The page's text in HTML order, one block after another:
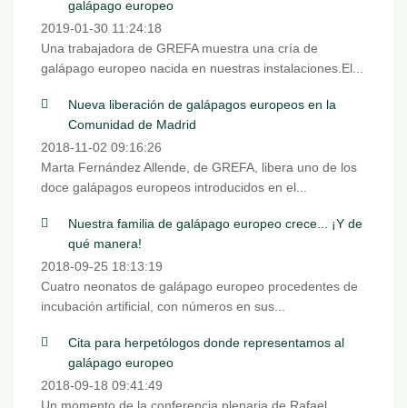
galápago europeo
2019-01-30 11:24:18
Una trabajadora de GREFA muestra una cría de
galápago europeo nacida en nuestras instalaciones.El...
Nueva liberación de galápagos europeos en la
Comunidad de Madrid
2018-11-02 09:16:26
Marta Fernández Allende, de GREFA, libera uno de los
doce galápagos europeos introducidos en el...
Nuestra familia de galápago europeo crece... ¡Y de
qué manera!
2018-09-25 18:13:19
Cuatro neonatos de galápago europeo procedentes de
incubación artificial, con números en sus...
Cita para herpetólogos donde representamos al
galápago europeo
2018-09-18 09:41:49